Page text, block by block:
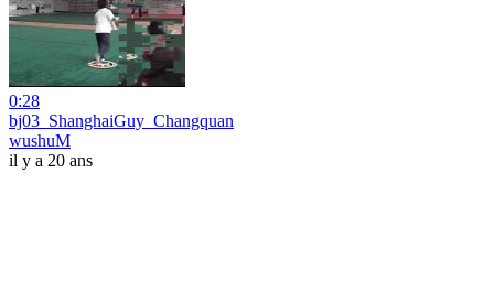
0:28
bj03_ShanghaiGuy_Changquan
wushuM
il y a 20 ans